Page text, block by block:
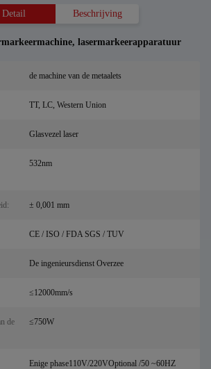
Detail Beschrijving
, lasermarkeerapparatuur
de machine van de metaalets
TT, LC, Western Union
Glasvezel laser
532nm
± 0,001 mm
CE / ISO / FDA SGS / TUV
De ingenieursdienst Overzee
≤12000mm/s
de
≤750W
Enige phase110V/220VOptional /50 ~60HZ